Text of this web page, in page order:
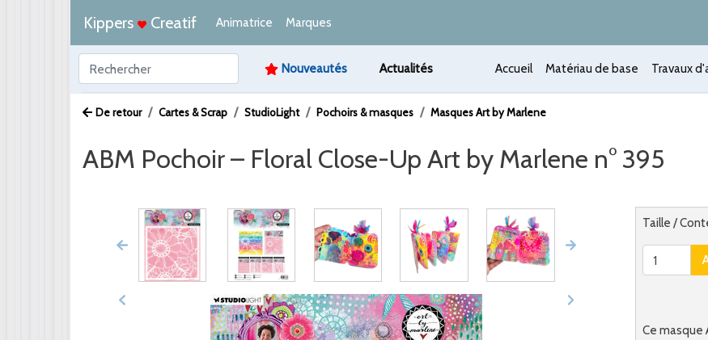
Kippers Creatif Animatrice Marques
Nouveautés Actualités Accueil Matériau de base Travaux
De retour Cartes & Scrap StudioLight Pochoirs & masques Masques Art by Marlene
ABM Pochoir – Floral Close-Up Art by Marlene n° 395
Taille /
Ce masque